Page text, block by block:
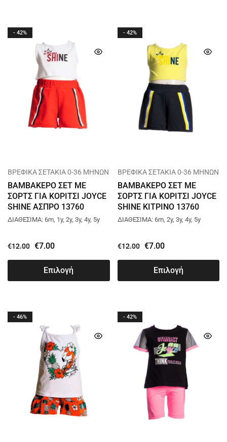
- 42%
ΒΡΕΦΙΚΑ ΣΕΤΑΚΙΑ 0-36 ΜΗΝΩΝ
ΒΑΜΒΑΚΕΡΟ ΣΕΤ ΜΕ
ΣΟΡΤΣ ΓΙΑ ΚΟΡΙΤΣΙ JOYCE
SHINE ΑΣΠΡΟ 13760
ΔΙΑΘΕΣΙΜΑ: 6m, 1y, 2y, 3y, 4y, 5y
€12.00 €7.00
Επιλογή
- 42%
ΒΡΕΦΙΚΑ ΣΕΤΑΚΙΑ 0-36 ΜΗΝΩΝ
ΒΑΜΒΑΚΕΡΟ ΣΕΤ ΜΕ
ΣΟΡΤΣ ΓΙΑ ΚΟΡΙΤΣΙ JOYCE
SHINE ΚΙΤΡΙΝΟ 13760
ΔΙΑΘΕΣΙΜΑ: 6m, 2y, 3y, 4y, 5y
€12.00 €7.00
Επιλογή
- 46% - 42%